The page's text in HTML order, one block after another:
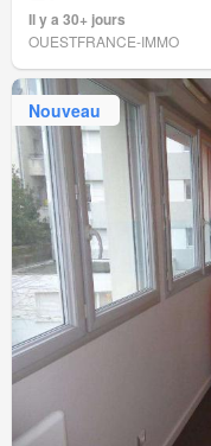
Il y a 30+ jours
OUESTFRANCE-IMMO
Nouveau